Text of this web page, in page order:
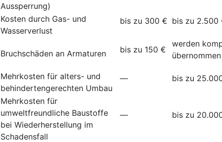
Aussperrung)
Kosten durch Gas- und
Wasserverlust
bis zu 300 € bis zu 2.500
Bruchschäden an Armaturen bis zu 150 €
werden
übernommen
Mehrkosten für alters- und
behindertengerechten Umbau
— bis zu
Mehrkosten für
umweltfreundliche Baustoffe
bei Wiederherstellung im
Schadensfall
— bis zu